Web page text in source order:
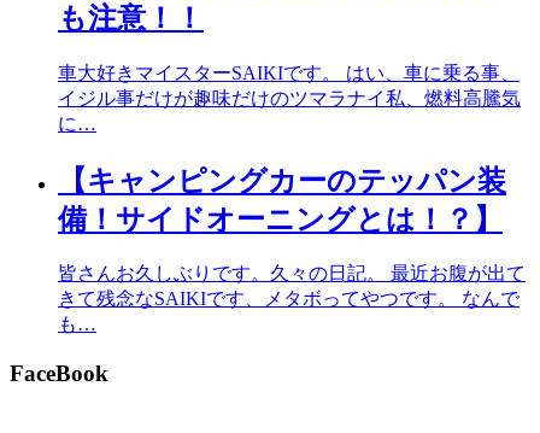
も注意！！
車大好きマイスターSAIKIです。 はい、車に乗る事、
イジル事だけが趣味だけのツマラナイ私、燃料高騰気
に…
【キャンピングカーのテッパン装
備！サイドオーニングとは！？】
皆さんお久しぶりです。久々の日記。 最近お腹が出て
きて残念なSAIKIです、メタボってやつです。 なんで
も…
FaceBook